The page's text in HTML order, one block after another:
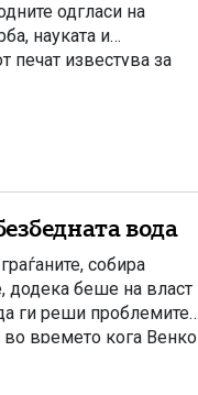
одгласи на
науката и
печат известува за
јавност ги
вода
собира
додека беше на власт
ги реши проблемите.
времето кога Венко